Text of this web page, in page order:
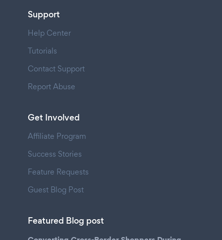
Support
Help Center
Tutorials
Contact Support
Report Abuse
Get Involved
Affiliate Program
Success Stories
Feature Requests
Guest Blog Post
Featured Blog post